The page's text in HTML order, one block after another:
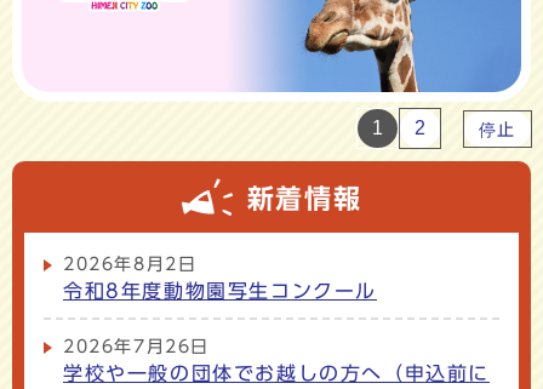
1 2 停止
新着情報
2026年8月2日
令和8年度動物園写生コンクール
2026年7月26日
学校や一般の団体でお越しの方へ（申込前に